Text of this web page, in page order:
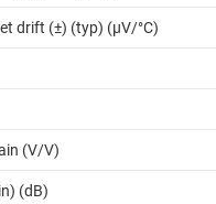
drift (±) (typ) (µV/°C)
(V/V)
(dB)